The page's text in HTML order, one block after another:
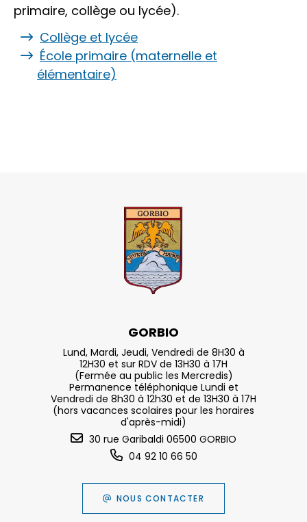
primaire, collège ou lycée).
Collège et lycée
École primaire (maternelle et
élémentaire)
GORBIO
Lund, Mardi, Jeudi, Vendredi de 8H30 à
12H30 et sur RDV de 13H30 à 17H
(Fermée au public les Mercredis)
Permanence téléphonique Lundi et
Vendredi de 8h30 à 12h30 et de 13H30 à 17H
(hors vacances scolaires pour les horaires
d'après-midi)
30 rue Garibaldi 06500 GORBIO
04 92 10 66 50
NOUS CONTACTER